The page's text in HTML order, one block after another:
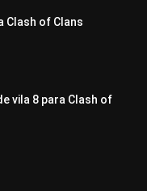
Clash of Clans
vila 8 para Clash of